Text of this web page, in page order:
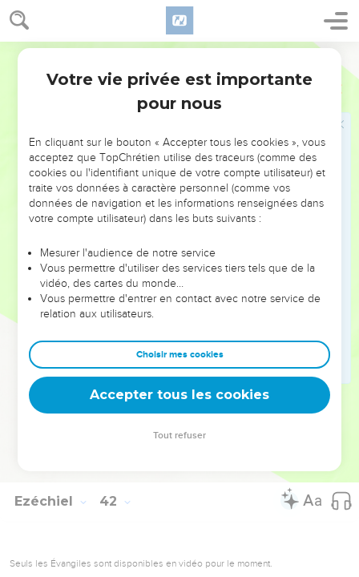
Ezéchiel 41
dimensions.
18 On y avait sculpté des chérubins et des palmes, une palme
Un visage humain d'un côté vers la palme, un visage de
lion de l'autre côté vers la palme ; telles étaient les
Du sol jusqu'au-dessus de la porte, il y avait des chérubins
et des palmes sculptés, ainsi que sur la muraille du temple.
Les poteaux du temple étaient carrés, et la façade du lieu
très-saint avait le même aspect.
Ses angles, sa longueur et ses côtés, étaient de bois. Il me
dit : C'est ici la table qui est devant l'Éternel.
Le temple et le lieu très-saint avaient deux portes ;
24
deux battants pour une porte, deux pour l'autre.
Des chérubins et des palmes étaient sculptés sur les
portes du temple, comme sur les murs. Sur le devant du
vestibule, en dehors, se trouvait un entablement de bois.
Il y avait également des fenêtres grillées, et des palmes
Ezéchiel 42
Seuls les Évangiles sont disponibles en vidéo pour le moment.
Votre vie privée est importante
pour nous
En cliquant sur le bouton « Accepter tous les cookies », vous
acceptez que TopChrétien utilise des traceurs (comme des
cookies ou l'identifiant unique de votre compte utilisateur) et
traite vos données à caractère personnel (comme vos
données de navigation et les informations renseignées dans
votre compte utilisateur) dans les buts suivants :
Mesurer l'audience de notre service
Vous permettre d'utiliser des services tiers tels que de la
vidéo, des cartes du monde…
Vous permettre d'entrer en contact avec notre service de
relation aux utilisateurs.
Choisir mes cookies
Accepter tous les cookies
Tout refuser